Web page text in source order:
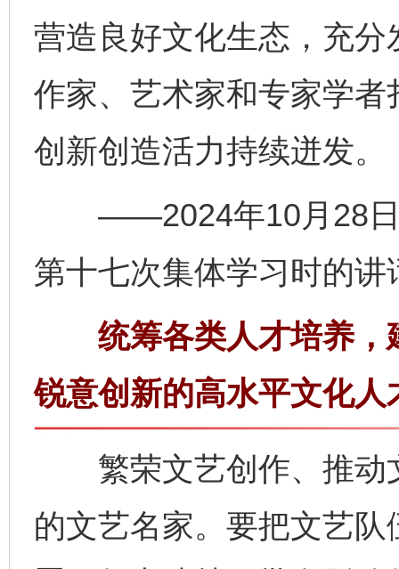
营造良好文化生态，充
作家、艺术家和专家学
创新创造活力持续迸发。
——2024年10月28日
第十七次集体学习时的讲
统筹各类人才培养，
锐意创新的高水平文化人
繁荣文艺创作、推动
的文艺名家。要把文艺